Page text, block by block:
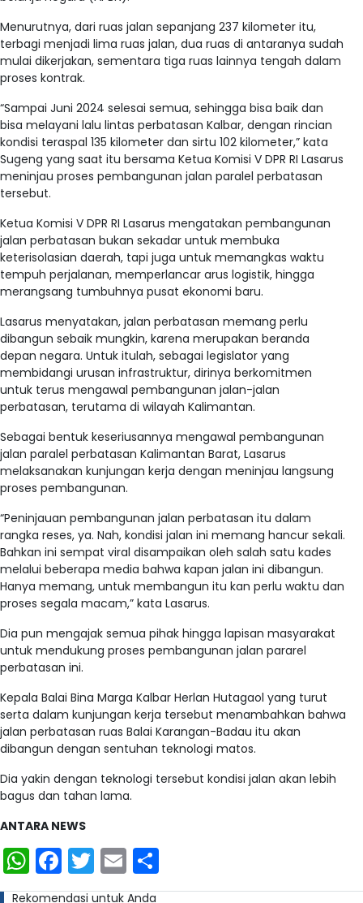
Menurutnya, dari ruas jalan sepanjang 237 kilometer itu,
terbagi menjadi lima ruas jalan, dua ruas di antaranya sudah
mulai dikerjakan, sementara tiga ruas lainnya tengah dalam
proses kontrak.
“Sampai Juni 2024 selesai semua, sehingga bisa baik dan
bisa melayani lalu lintas perbatasan Kalbar, dengan rincian
kondisi teraspal 135 kilometer dan sirtu 102 kilometer,” kata
Sugeng yang saat itu bersama Ketua Komisi V DPR RI Lasarus
meninjau proses pembangunan jalan paralel perbatasan
tersebut.
Ketua Komisi V DPR RI Lasarus mengatakan pembangunan
jalan perbatasan bukan sekadar untuk membuka
keterisolasian daerah, tapi juga untuk memangkas waktu
tempuh perjalanan, memperlancar arus logistik, hingga
merangsang tumbuhnya pusat ekonomi baru.
Lasarus menyatakan, jalan perbatasan memang perlu
dibangun sebaik mungkin, karena merupakan beranda
depan negara. Untuk itulah, sebagai legislator yang
membidangi urusan infrastruktur, dirinya berkomitmen
untuk terus mengawal pembangunan jalan-jalan
perbatasan, terutama di wilayah Kalimantan.
Sebagai bentuk keseriusannya mengawal pembangunan
jalan paralel perbatasan Kalimantan Barat, Lasarus
melaksanakan kunjungan kerja dengan meninjau langsung
proses pembangunan.
“Peninjauan pembangunan jalan perbatasan itu dalam
rangka reses, ya. Nah, kondisi jalan ini memang hancur sekali.
Bahkan ini sempat viral disampaikan oleh salah satu kades
melalui beberapa media bahwa kapan jalan ini dibangun.
Hanya memang, untuk membangun itu kan perlu waktu dan
proses segala macam,” kata Lasarus.
Dia pun mengajak semua pihak hingga lapisan masyarakat
untuk mendukung proses pembangunan jalan pararel
perbatasan ini.
Kepala Balai Bina Marga Kalbar Herlan Hutagaol yang turut
serta dalam kunjungan kerja tersebut menambahkan bahwa
jalan perbatasan ruas Balai Karangan-Badau itu akan
dibangun dengan sentuhan teknologi matos.
Dia yakin dengan teknologi tersebut kondisi jalan akan lebih
bagus dan tahan lama.
ANTARA NEWS
WhatsApp
Facebook
Twitter
Email
Rekomendasi untuk Anda